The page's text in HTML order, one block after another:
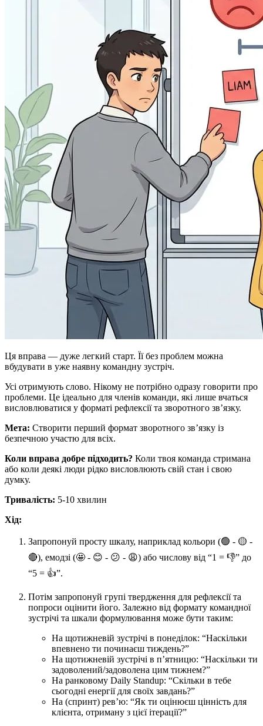
Ця вправа — дуже легкий старт. Її без проблем можна
вбудувати в уже наявну командну зустріч.
Усі отримують слово. Нікому не потрібно одразу говорити про
проблеми. Це ідеально для членів команди, які лише вчаться
висловлюватися у форматі рефлексії та зворотного зв’язку.
Мета: Створити перший формат зворотного зв’язку із
безпечною участю для всіх.
Коли вправа добре підходить? Коли твоя команда стримана
або коли деякі люди рідко висловлюють свій стан і свою
думку.
Тривалість: 5-10 хвилин
Хід:
Запропонуй просту шкалу, наприклад кольори (🟢 - 🟡 -
🔴), емодзі (🤩 - 😊 - 😕 - 😩) або числову від “1 = 👎” до
“5 = 👍”.
Потім запропонуй групі твердження для рефлексії та
попроси оцінити його. Залежно від формату командної
зустрічі та шкали формулювання може бути таким:
На щотижневій зустрічі в понеділок: “Наскільки
впевнено ти починаєш тиждень?”
На щотижневій зустрічі в п’ятницю: “Наскільки ти
задоволений/задоволена цим тижнем?”
На ранковому Daily Standup: “Скільки в тебе
сьогодні енергії для своїх завдань?”
На (спринт) рев’ю: “Як ти оцінюєш цінність для
клієнта, отриману з цієї ітерації?”